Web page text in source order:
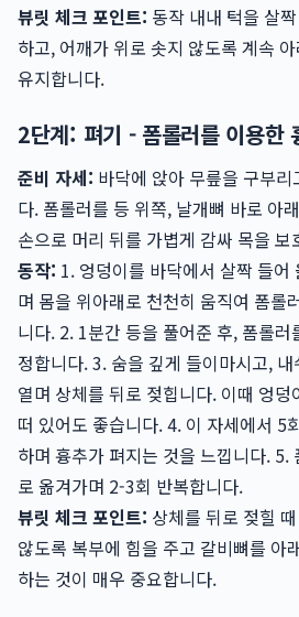
뷰릿 체크 포인트: 동작 내내 턱을 살
하고, 어깨가 위로 솟지 않도록 계속
유지합니다.
2단계: 펴기 - 폼롤러를 이용한
준비 자세: 바닥에 앉아 무릎을 구부
다. 폼롤러를 등 위쪽, 날개뼈 바로 아
손으로 머리 뒤를 가볍게 감싸 목을 보
동작: 1. 엉덩이를 바닥에서 살짝 들어
며 몸을 위아래로 천천히 움직여 폼롤
니다. 2. 1분간 등을 풀어준 후, 폼롤
정합니다. 3. 숨을 깊게 들이마시고,
열며 상체를 뒤로 젖힙니다. 이때 엉
떠 있어도 좋습니다. 4. 이 자세에서 5
하며 흉추가 펴지는 것을 느낍니다. 5.
로 옮겨가며 2-3회 반복합니다.
뷰릿 체크 포인트: 상체를 뒤로 젖힐
않도록 복부에 힘을 주고 갈비뼈를 아
하는 것이 매우 중요합니다.